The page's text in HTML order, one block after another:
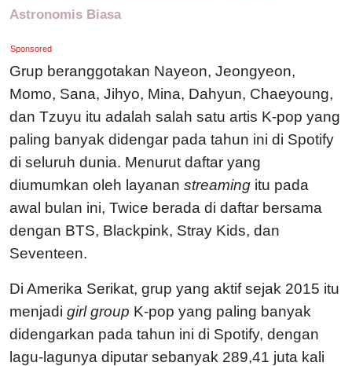
Astronomis Biasa
Sponsored
Grup beranggotakan Nayeon, Jeongyeon,
Momo, Sana, Jihyo, Mina, Dahyun, Chaeyoung,
dan Tzuyu itu adalah salah satu artis K-pop yang
paling banyak didengar pada tahun ini di Spotify
di seluruh dunia. Menurut daftar yang
diumumkan oleh layanan streaming itu pada
awal bulan ini, Twice berada di daftar bersama
dengan BTS, Blackpink, Stray Kids, dan
Seventeen.
Di Amerika Serikat, grup yang aktif sejak 2015 itu
menjadi girl group K-pop yang paling banyak
didengarkan pada tahun ini di Spotify, dengan
lagu-lagunya diputar sebanyak 289,41 juta kali